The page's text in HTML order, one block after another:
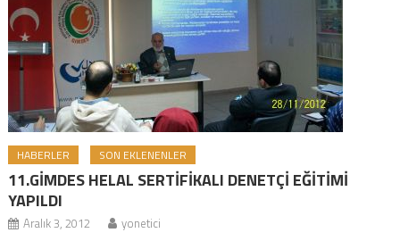
HABERLER SON EKLENENLER
11.GİMDES HELAL SERTİFİKALI DENETÇİ EĞİTİMİ
YAPILDI
Aralık 3, 2012 yonetici